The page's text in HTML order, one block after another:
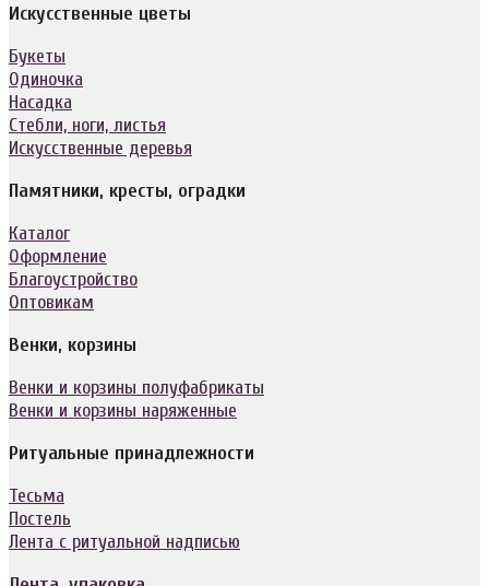
Искусственные цветы
Букеты
Одиночка
Насадка
Стебли, ноги, листья
Искусственные деревья
Памятники, кресты, оградки
Каталог
Оформление
Благоустройство
Оптовикам
Венки, корзины
Венки и корзины полуфабрикаты
Венки и корзины наряженные
Ритуальные принадлежности
Тесьма
Постель
Лента с ритуальной надписью